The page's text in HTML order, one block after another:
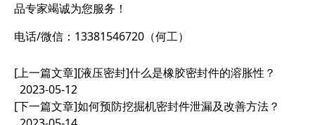
品专家竭诚为您服务！
电话/微信：13381546720（何工）
[上一篇文章][液压密封]什么是橡胶密封件的溶胀性？
2023-05-12
[下一篇文章]如何预防挖掘机密封件泄漏及改善方法？